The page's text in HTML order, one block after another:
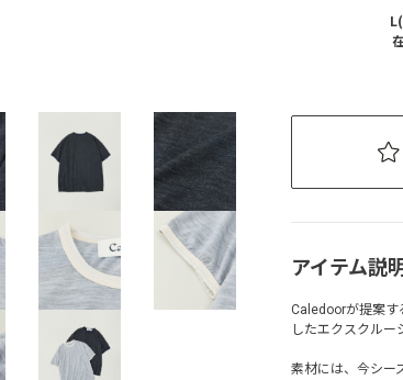
アイテム説
Caledoorが提案す
したエクスクルー
素材には、今シー